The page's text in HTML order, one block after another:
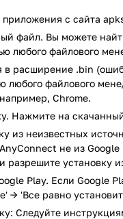
доступ к
устройства или при
многофакторной
информации при
от любых угроз;
поведения устройств и
и очень
где и какое
с сайта
файл. Вы можете
любого файлового
в расширение .bin
любого файлового
Chrome.
Нажмите на
из неизвестных
не из
разрешите установку
Play. Если Google
→ 'Все равно
Следуйте